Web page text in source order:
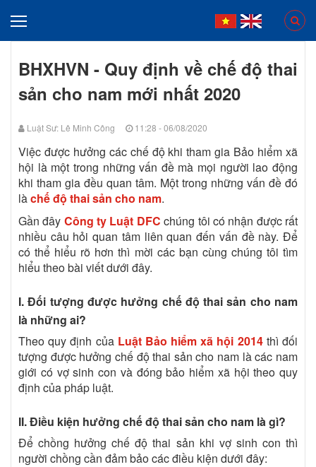
BHXHVN - Quy định về chế độ thai
sản cho nam mới nhất 2020
Luật Sư: Lê Minh Công 11:28 - 06/08/2020
Việc được hưởng các chế độ khi tham gia Bảo hiểm xã
hội là một trong những vấn đề mà mọi người lao động
khi tham gia đều quan tâm. Một trong những vấn đề đó
làchế độ thai sản cho nam.
Gần đây Công ty Luật DFC chúng tôi có nhận được rất
nhiều câu hỏi quan tâm liên quan đến vấn đề này. Để
có thể hiểu rõ hơn thì mời các bạn cùng chúng tôi tìm
hiểu theo bài viết dưới đây.
I. Đối tượng được hưởng chế độ thai sản cho nam
là những ai?
Theo quy định của Luật Bảo hiểm xã hội 2014thì đối
tượng được hưởng chế độ thai sản cho nam là các nam
giới có vợ sinh con và đóng bảo hiểm xã hội theo quy
định của pháp luật.
II. Điều kiện hưởng chế độ thai sản cho nam là gì?
Để chồng hưởng chế độ thai sản khi vợ sinh con thì
người chồng cần đảm bảo các điều kiện dưới đây: